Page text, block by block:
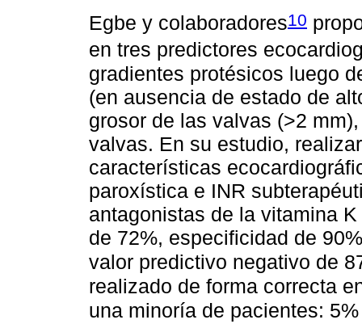
Egbe y colaboradores10
en tres predictores
gradientes protésicos luego
(en ausencia de estado de
grosor de las valvas (>2
valvas. En su estudio,
características
paroxística e INR
antagonistas de la vitamina
de 72%, especificidad de
valor predictivo negativo de
realizado de forma correcta
una minoría de pacientes: